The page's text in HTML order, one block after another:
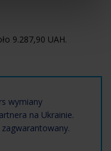
9.287,90 UAH.
wymiany
na Ukrainie.